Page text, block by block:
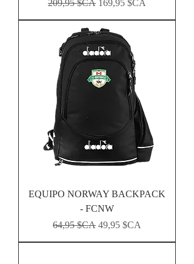
Prix original
209,95 $CA Prix promotionnel
169,95 $CA
EQUIPO NORWAY BACKPACK
- FCNW
Prix original
64,95 $CA Prix promotionnel
49,95 $CA